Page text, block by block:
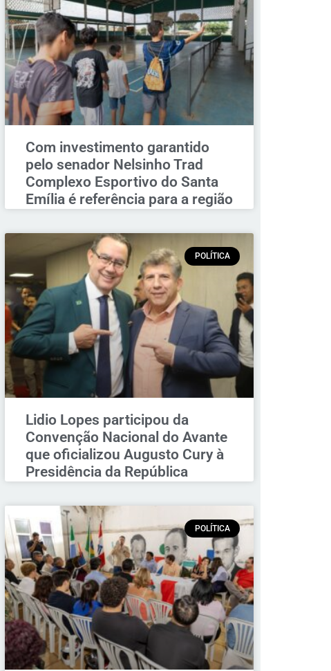
Com investimento garantido
pelo senador Nelsinho Trad
Complexo Esportivo do Santa
Emília é referência para a região
POLÍTICA
Lidio Lopes participou da
Convenção Nacional do Avante
que oficializou Augusto Cury à
Presidência da República
POLÍTICA